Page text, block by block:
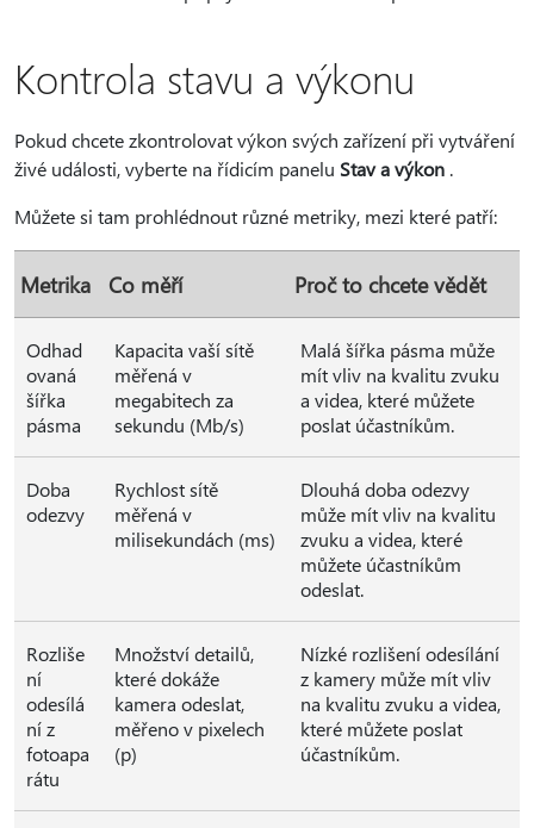
Kontrola stavu a výkonu
Pokud chcete zkontrolovat výkon svých zařízení při vytváření
živé události, vyberte na řídicím panelu Stav a výkon .
Můžete si tam prohlédnout různé metriky, mezi které patří:
Metrika Co měří Proč to chcete vědět
Odhad
ovaná
šířka
pásma
Kapacita vaší sítě
měřená v
megabitech za
sekundu (Mb/s)
Malá šířka pásma může
mít vliv na kvalitu zvuku
a videa, které můžete
poslat účastníkům.
Doba
odezvy
Rychlost sítě
měřená v
milisekundách (ms)
Dlouhá doba odezvy
může mít vliv na kvalitu
zvuku a videa, které
můžete účastníkům
odeslat.
Rozliše
ní
odesílá
ní z
fotoapa
rátu
Množství detailů,
které dokáže
kamera odeslat,
měřeno v pixelech
(p)
Nízké rozlišení odesílání
z kamery může mít vliv
na kvalitu zvuku a videa,
které můžete poslat
účastníkům.